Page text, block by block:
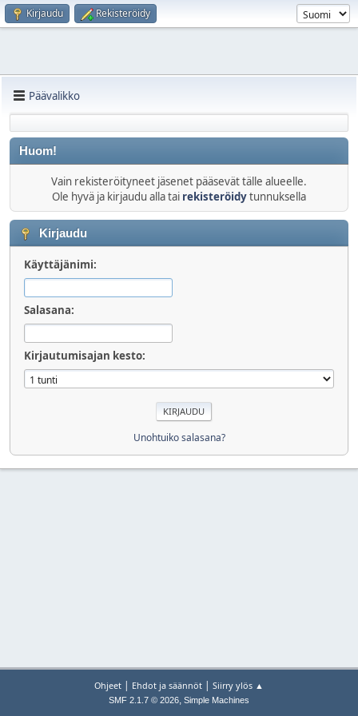
Kirjaudu Rekisteröidy
Päävalikko
Huom!
Vain rekisteröityneet jäsenet pääsevät tälle alueelle.
Ole hyvä ja kirjaudu alla tai rekisteröidytunnuksella
Kirjaudu
Käyttäjänimi:
Salasana:
Kirjautumisajan kesto:
Unohtuiko salasana?
Ohjeet | Ehdot ja säännöt | Siirry ylös ▲
SMF 2.1.7 © 2026, Simple Machines